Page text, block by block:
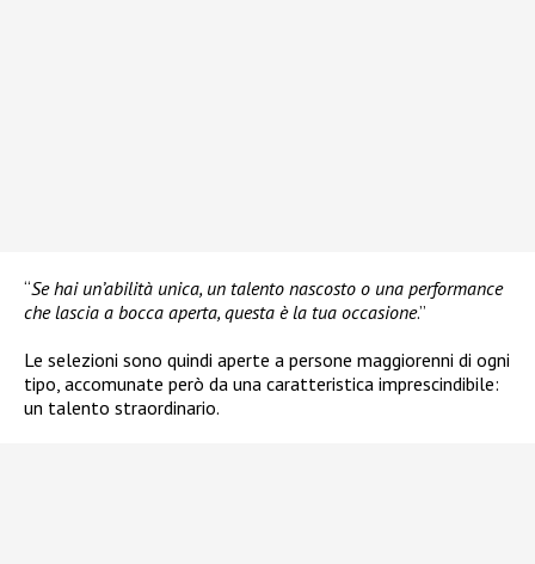
“Se hai un’abilità unica, un talento nascosto o una performance
che lascia a bocca aperta, questa è la tua occasione.”
Le selezioni sono quindi aperte a persone maggiorenni di ogni
tipo, accomunate però da una caratteristica imprescindibile:
un talento straordinario.